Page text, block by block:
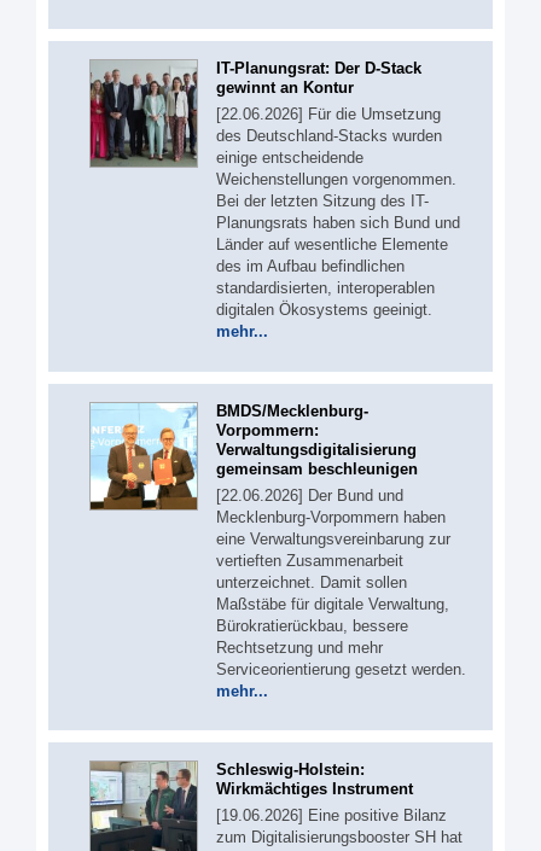
IT-Planungsrat: Der D-Stack
gewinnt an Kontur
[22.06.2026] Für die Umsetzung
des Deutschland-Stacks wurden
einige entscheidende
Weichenstellungen vorgenommen.
Bei der letzten Sitzung des IT-
Planungsrats haben sich Bund und
Länder auf wesentliche Elemente
des im Aufbau befindlichen
standardisierten, interoperablen
digitalen Ökosystems geeinigt.
mehr...
BMDS/Mecklenburg-
Vorpommern:
Verwaltungsdigitalisierung
gemeinsam beschleunigen
[22.06.2026] Der Bund und
Mecklenburg-Vorpommern haben
eine Verwaltungsvereinbarung zur
vertieften Zusammenarbeit
unterzeichnet. Damit sollen
Maßstäbe für digitale Verwaltung,
Bürokratierückbau, bessere
Rechtsetzung und mehr
Serviceorientierung gesetzt werden.
mehr...
Schleswig-Holstein:
Wirkmächtiges Instrument
[19.06.2026] Eine positive Bilanz
zum Digitalisierungsbooster SH hat